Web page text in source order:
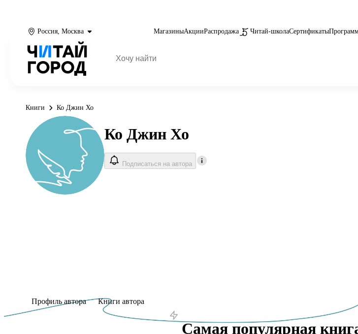
Россия, Москва МагазиныАкцииРаспродажа Читай-школаСертификаты
Книги Ко Джин Хо
Ко Джин Хо
Подписаться на автора
Профиль автора Книги автора
Самая популярная